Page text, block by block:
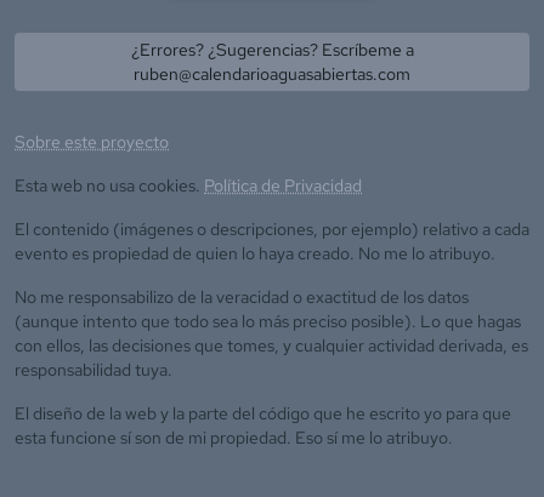
¿Errores? ¿Sugerencias? Escríbeme a
ruben@calendarioaguasabiertas.com
Sobre este proyecto
Esta web no usa cookies. Política de Privacidad
El contenido (imágenes o descripciones, por ejemplo) relativo a cada
evento es propiedad de quien lo haya creado. No me lo atribuyo.
No me responsabilizo de la veracidad o exactitud de los datos
(aunque intento que todo sea lo más preciso posible). Lo que hagas
con ellos, las decisiones que tomes, y cualquier actividad derivada, es
responsabilidad tuya.
El diseño de la web y la parte del código que he escrito yo para que
esta funcione sí son de mi propiedad. Eso sí me lo atribuyo.